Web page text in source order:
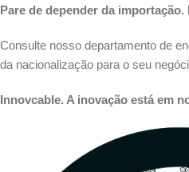
Pare de depender da
Consulte nosso departamento de
da nacionalização para o seu
Innovcable. A inovação está em